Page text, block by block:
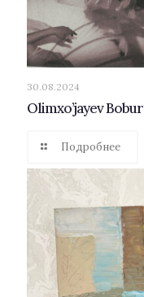
30.08.2024
Olimxo’jayev Bobur
Подробнее